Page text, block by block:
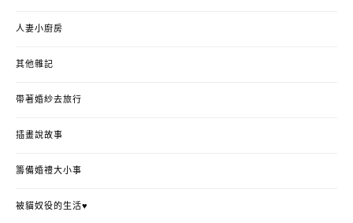
人妻小廚房
其他雜記
帶著婚紗去旅行
插畫說故事
籌備婚禮大小事
被貓奴役的生活♥